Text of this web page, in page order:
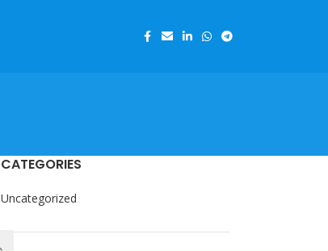
CATEGORIES
Uncategorized